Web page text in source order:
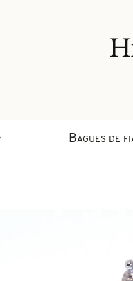
Bagues de
diamant
Créations en